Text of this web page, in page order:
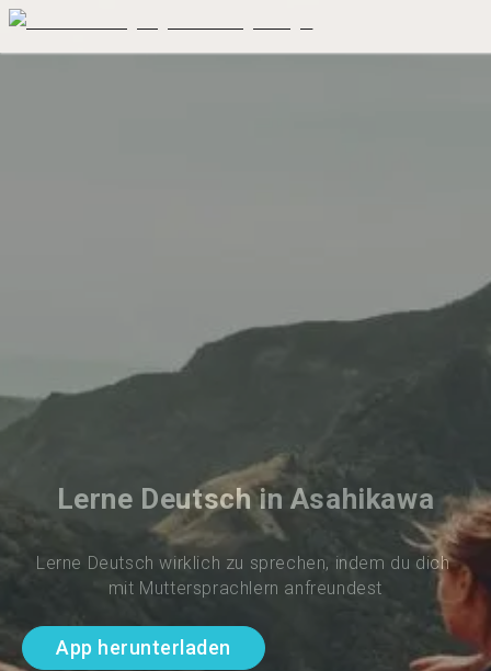
Lerne Deutsch in Asahikawa
Lerne Deutsch wirklich zu sprechen, indem du dich
mit Muttersprachlern anfreundest
App herunterladen